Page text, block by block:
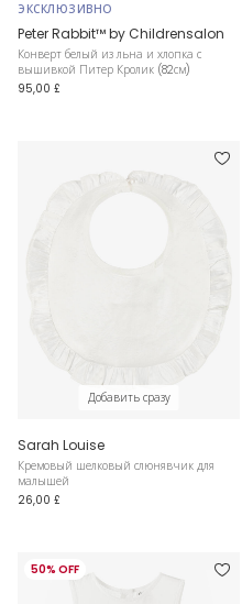
ЭКСКЛЮЗИВНО
Peter Rabbit™ by Childrensalon
Конверт белый из льна и хлопка с
вышивкой Питер Кролик (82см)
95,00 £
Добавить сразу
Sarah Louise
Кремовый шелковый слюнявчик для
малышей
26,00 £
50% OFF